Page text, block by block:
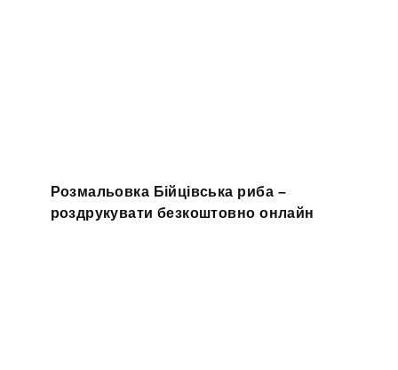
Розмальовка Бійцівська риба –
роздрукувати безкоштовно онлайн